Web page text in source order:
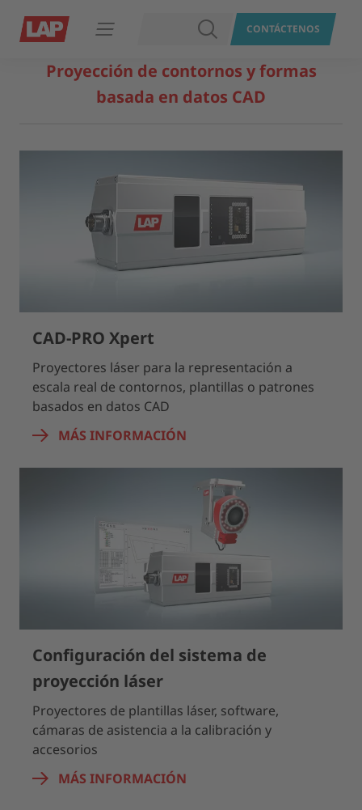
Abrir navegación BUSCARCONTÁCTENOS
Proyección de contornos y formas
basada en datos CAD
CAD-PRO Xpert
Proyectores láser para la representación a
escala real de contornos, plantillas o patrones
basados en datos CAD
MÁS INFORMACIÓN
Configuración del sistema de
proyección láser
Proyectores de plantillas láser, software,
cámaras de asistencia a la calibración y
accesorios
MÁS INFORMACIÓN